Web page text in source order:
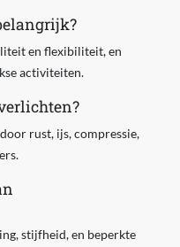
en flexibiliteit, en
activiteiten.
rust, ijs, compressie,
stijfheid, en beperkte